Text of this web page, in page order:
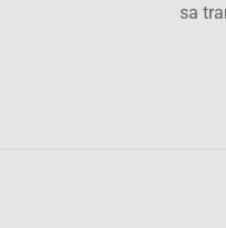
sa